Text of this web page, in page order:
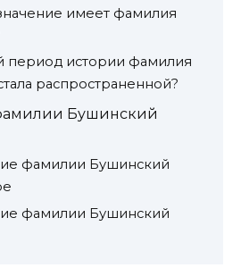
имеет фамилия
период истории фамилия
распространенной?
Бушинский
фамилии Бушинский
фамилии Бушинский